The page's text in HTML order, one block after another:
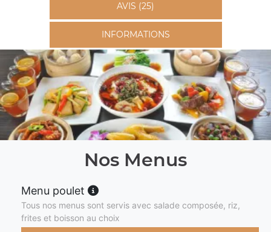
AVIS (25)
INFORMATIONS
Nos Menus
Menu poulet
Tous nos menus sont servis avec salade composée, riz,
frites et boisson au choix